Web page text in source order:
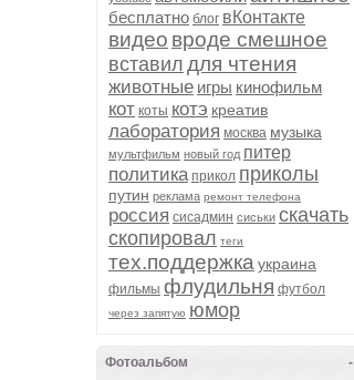
бесплатно блог вКонтакте
видео вроде смешное
вставил для чтения
животные игры кинофильм
кот коты котэ креатив
лаборатория москва музыка
мультфильм новый год питер
политика прикол приколы
путин реклама ремонт телефона
россия сисадмин сиськи скачать
скопировал теги
тех.поддержка украина
фильмы флудильня футбол
через запятую юмор
-
Фотоальбом